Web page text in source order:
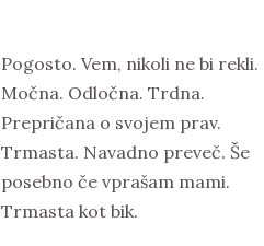
Pogosto. Vem, nikoli ne bi rekli.
Močna. Odločna. Trdna.
Prepričana o svojem prav.
Trmasta. Navadno preveč. Še
posebno če vprašam mami.
Trmasta kot bik.